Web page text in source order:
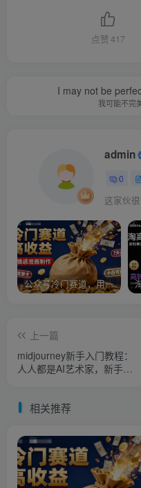
点赞417
I may not be
我可能不完
admin
0
这家伙
公众号冷门赛道，用AI做情感漫画，7天开通流量主，操作简单，小白可玩
上一篇
midjourney新手入门教程：
人人都是AI艺术家，新手小
相关推荐